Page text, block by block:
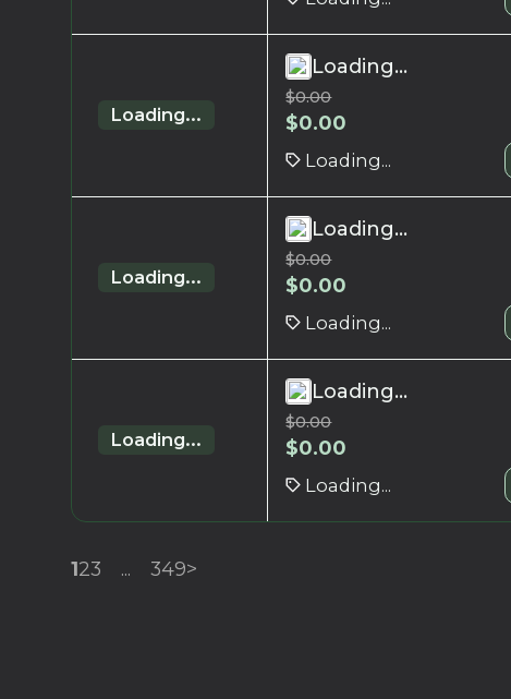
Loading...
Loading...
$0.00
$0.00
Loading...
Loading...
Loading...
$0.00
$0.00
Loading...
Loading...
Loading...
$0.00
$0.00
Loading...
123 ... 349>